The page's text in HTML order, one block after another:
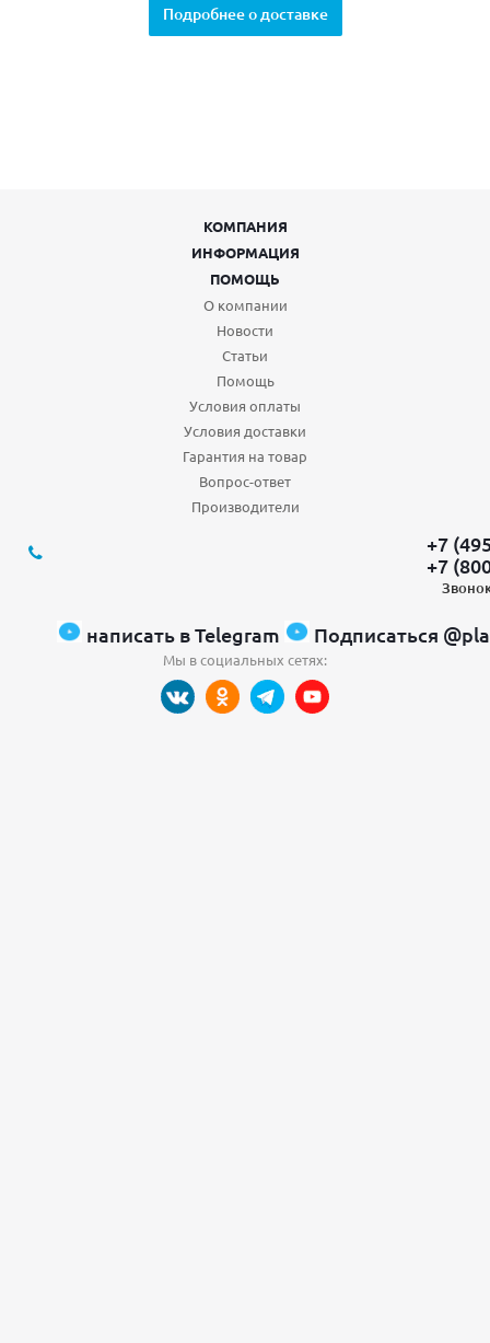
Подробнее о доставке
КОМПАНИЯ
ИНФОРМАЦИЯ
ПОМОЩЬ
О компании
Новости
Статьи
Помощь
Условия оплаты
Условия доставки
Гарантия на товар
Вопрос-ответ
Производители
+7
+7
написать в Telegram Подписаться
Мы в социальных сетях: